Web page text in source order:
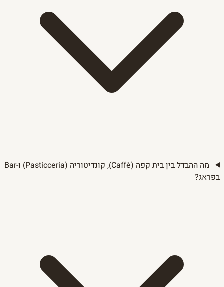
מה ההבדל בין בית קפה (Caffè), קונדיטוריה (Pasticceria) ו-Bar
בפראג?